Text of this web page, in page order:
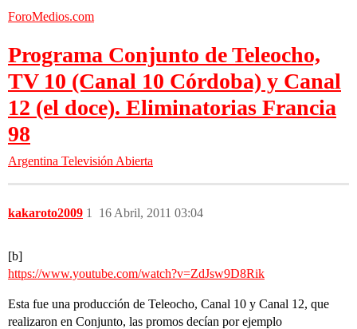
ForoMedios.com
Programa Conjunto de Teleocho,
TV 10 (Canal 10 Córdoba) y Canal
12 (el doce). Eliminatorias Francia
98
Argentina Televisión Abierta
kakaroto2009 16 Abril, 2011 03:04
1
[b]
https://www.youtube.com/watch?v=ZdJsw9D8Rik
Esta fue una producción de Teleocho, Canal 10 y Canal 12, que
realizaron en Conjunto, las promos decían por ejemplo